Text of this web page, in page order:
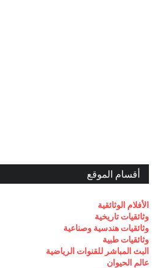
أقسام الموقع
الأفلام الوثائقية
وثائقيات تاريخية
وثائقيات هندسية وصناعية
وثائقيات طبية
البث المباشر للقنوات الرياضية
عالم الحيوان